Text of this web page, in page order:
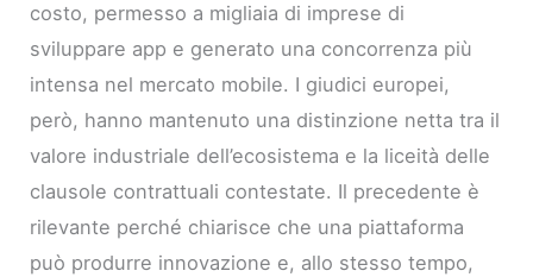
costo, permesso a migliaia di imprese di
sviluppare app e generato una concorrenza più
intensa nel mercato mobile. I giudici europei,
però, hanno mantenuto una distinzione netta tra il
valore industriale dell’ecosistema e la liceità delle
clausole contrattuali contestate. Il precedente è
rilevante perché chiarisce che una piattaforma
può produrre innovazione e, allo stesso tempo,